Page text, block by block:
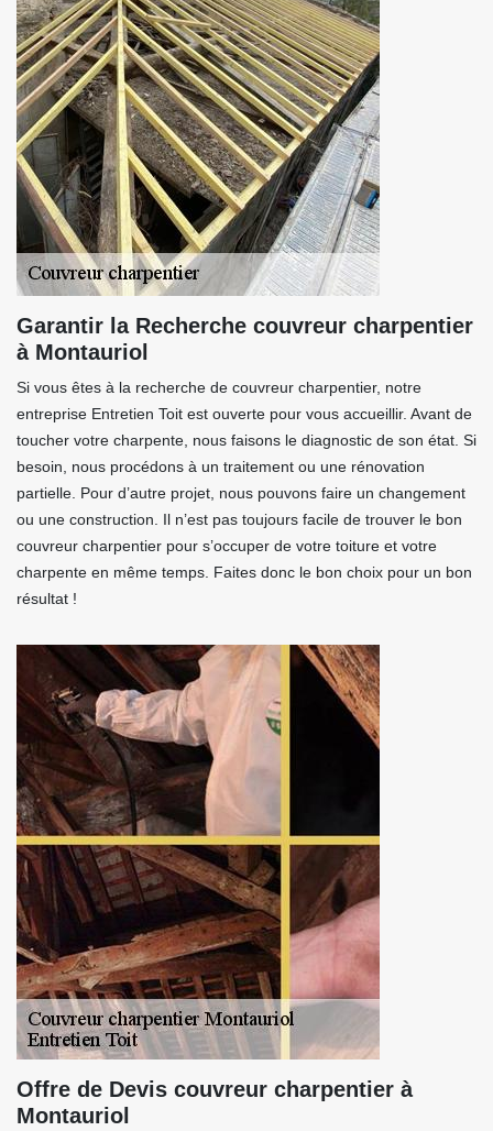
Garantir la Recherche couvreur charpentier
à Montauriol
Si vous êtes à la recherche de couvreur charpentier, notre
entreprise Entretien Toit est ouverte pour vous accueillir. Avant de
toucher votre charpente, nous faisons le diagnostic de son état. Si
besoin, nous procédons à un traitement ou une rénovation
partielle. Pour d’autre projet, nous pouvons faire un changement
ou une construction. Il n’est pas toujours facile de trouver le bon
couvreur charpentier pour s’occuper de votre toiture et votre
charpente en même temps. Faites donc le bon choix pour un bon
résultat !
Offre de Devis couvreur charpentier à
Montauriol